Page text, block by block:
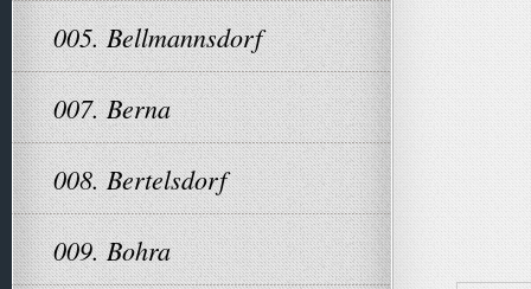
005. Bellmannsdorf
007. Berna
008. Bertelsdorf
009. Bohra